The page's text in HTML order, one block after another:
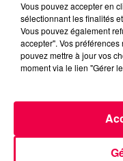
dans les Vosges
Vous pouvez accepter en
sélectionnant les finalités
Vous pouvez également
accepter". Vos
pouvez mettre à jour vos
moment via le lien "Gérer